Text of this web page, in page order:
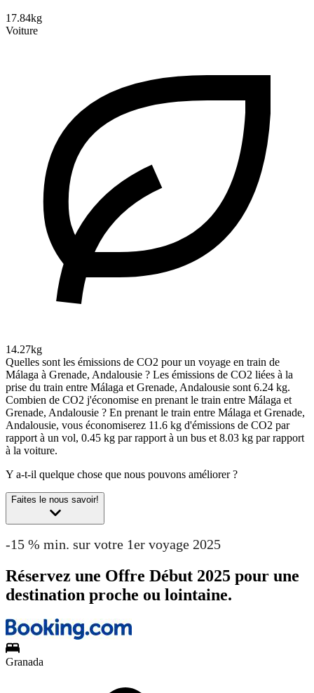
17.84kg
Voiture
14.27kg
Quelles sont les émissions de CO2 pour un voyage en train de
Málaga à Grenade, Andalousie ? Les émissions de CO2 liées à la
prise du train entre Málaga et Grenade, Andalousie sont 6.24 kg.
Combien de CO2 j'économise en prenant le train entre Málaga et
Grenade, Andalousie ? En prenant le train entre Málaga et Grenade,
Andalousie, vous économiserez 11.6 kg d'émissions de CO2 par
rapport à un vol, 0.45 kg par rapport à un bus et 8.03 kg par rapport
à la voiture.
Y a-t-il quelque chose que nous pouvons améliorer ?
Faites le nous savoir!
-15 % min. sur votre 1er voyage 2025
Réservez une Offre Début 2025 pour une
destination proche ou lointaine.
Granada